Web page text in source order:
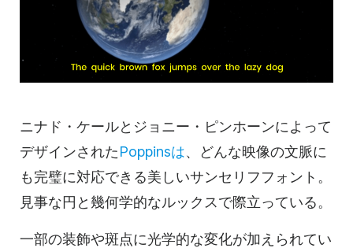
ニナド・ケールとジョニー・ピンホーンによって
デザインされたPoppinsは、どんな映像の文脈に
も完璧に対応できる美しいサンセリフフォント。
見事な円と幾何学的なルックスで際立っている。
一部の装飾や斑点に光学的な変化が加えられてい